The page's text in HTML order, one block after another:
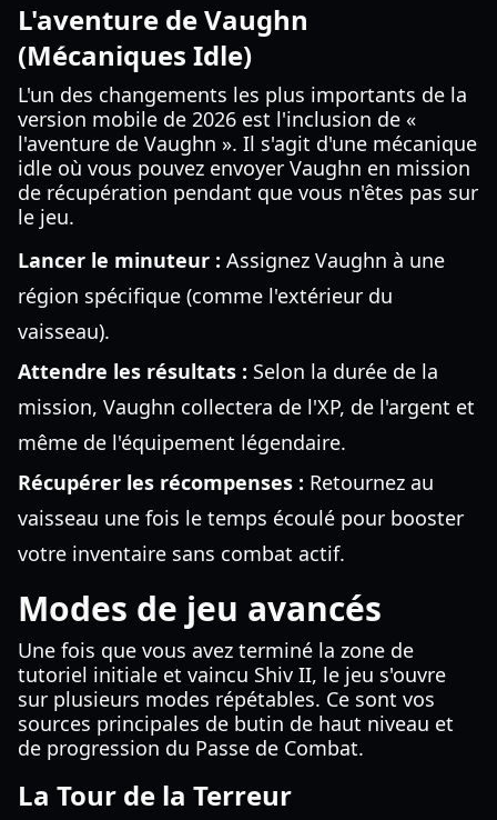
L'aventure de Vaughn
(Mécaniques Idle)
L'un des changements les plus importants de la
version mobile de 2026 est l'inclusion de «
l'aventure de Vaughn ». Il s'agit d'une mécanique
idle où vous pouvez envoyer Vaughn en mission
de récupération pendant que vous n'êtes pas sur
le jeu.
Lancer le minuteur : Assignez Vaughn à une
région spécifique (comme l'extérieur du
vaisseau).
Attendre les résultats : Selon la durée de la
mission, Vaughn collectera de l'XP, de l'argent et
même de l'équipement légendaire.
Récupérer les récompenses : Retournez au
vaisseau une fois le temps écoulé pour booster
votre inventaire sans combat actif.
Modes de jeu avancés
Une fois que vous avez terminé la zone de
tutoriel initiale et vaincu Shiv II, le jeu s'ouvre
sur plusieurs modes répétables. Ce sont vos
sources principales de butin de haut niveau et
de progression du Passe de Combat.
La Tour de la Terreur